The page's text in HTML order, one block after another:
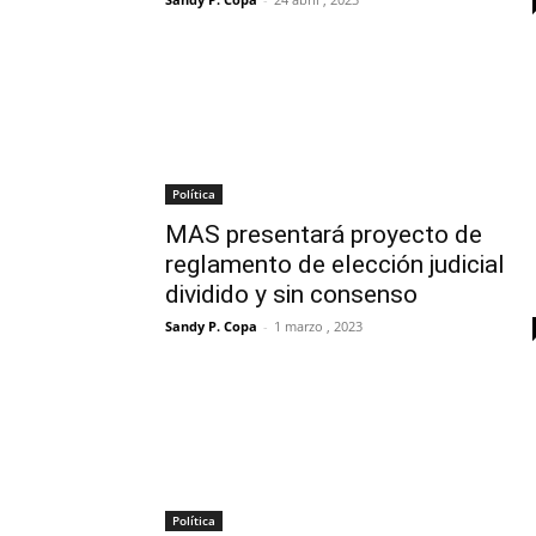
Política
MAS presentará proyecto de
reglamento de elección judicial
dividido y sin consenso
Sandy P. Copa - 1 marzo , 2023
Política